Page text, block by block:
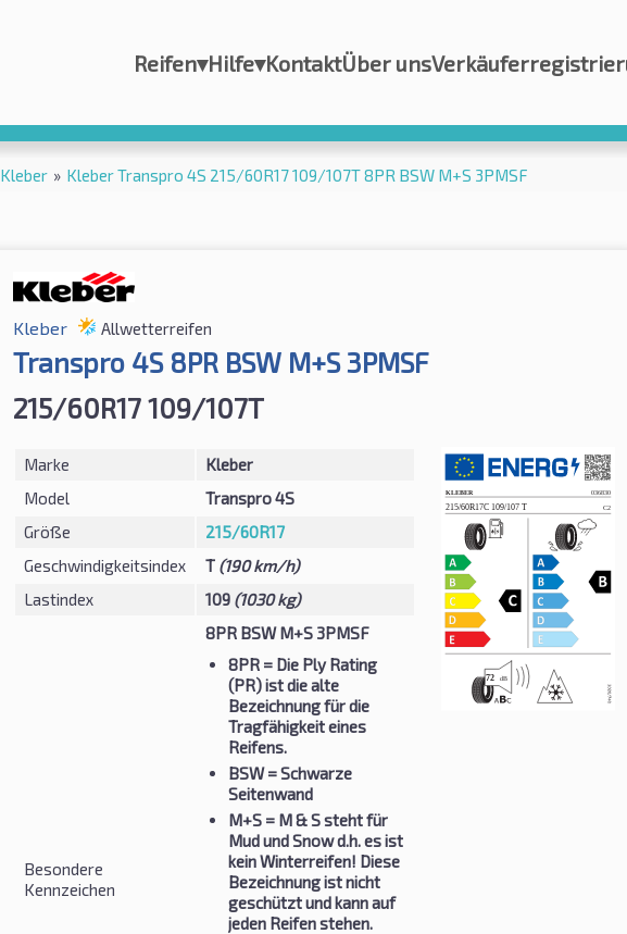
Reifen▾Hilfe▾KontaktÜber uns
Kleber » Kleber Transpro 4S 215/60R17 109/107T 8PR BSW M+S 3PMSF
Kleber Allwetterreifen
Transpro 4S 8PR BSW M+S 3PMSF
215/60R17 109/107T
Marke
Kleber
Model
Transpro 4S
Größe
215/60R17
Geschwindigkeitsindex
T (190 km/h)
Lastindex
109 (1030 kg)
Besondere
Kennzeichen
8PR BSW M+S 3PMSF
8PR= Die Ply Rating
(PR) ist die alte
Bezeichnung für die
Tragfähigkeit eines
Reifens.
BSW= Schwarze
Seitenwand
M+S= M & S steht für
Mud und Snow d.h. es ist
kein Winterreifen! Diese
Bezeichnung ist nicht
geschützt und kann auf
jeden Reifen stehen.